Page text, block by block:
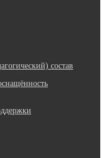
состав